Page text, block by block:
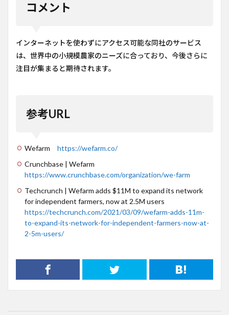
コメント
インターネットを使わずにアクセス可能な同社のサービス
は、世界中の小規模農家のニーズに合っており、今後さらに
注目が集まると期待されます。
参考URL
Wefarm https://wefarm.co/
Crunchbase | Wefarm
https://www.crunchbase.com/organization/we-farm
Techcrunch | Wefarm adds $11M to expand its network
for independent farmers, now at 2.5M users
https://techcrunch.com/2021/03/09/wefarm-adds-11m-
to-expand-its-network-for-independent-farmers-now-at-
2-5m-users/